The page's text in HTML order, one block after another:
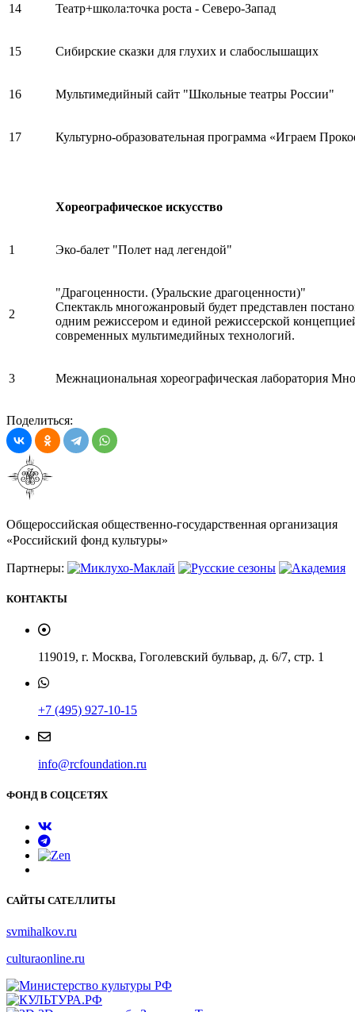
14 Театр+школа:точка роста - Северо-Запад
15 Сибирские сказки для глухих и слабослышащих
16 Мультимедийный сайт "Школьные театры России"
17 Культурно-образовательная программа «Играем
Хореографическое искусство
1 Эко-балет "Полет над легендой"
2
"Драгоценности. (Уральские драгоценности)"
Спектакль многожанровый будет представлен
одним режиссером и единой режиссерской
современных мультимедийных технологий.
3 Межнациональная хореографическая лаборатория
Поделиться:
Общероссийская общественно-государственная организация
«Российский фонд культуры»
Партнеры:
КОНТАКТЫ
119019, г. Москва, Гоголевский бульвар, д. 6/7, стр. 1
+7 (495) 927-10-15
info@rcfoundation.ru
ФОНД В СОЦСЕТЯХ
САЙТЫ САТЕЛЛИТЫ
svmihalkov.ru
culturaonline.ru